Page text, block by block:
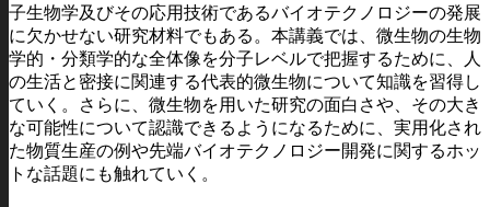
子生物学及びその応用技術であるバイオテクノロジーの発展
に欠かせない研究材料でもある。本講義では、微生物の生物
学的・分類学的な全体像を分子レベルで把握するために、人
の生活と密接に関連する代表的微生物について知識を習得し
ていく。さらに、微生物を用いた研究の面白さや、その大き
な可能性について認識できるようになるために、実用化され
た物質生産の例や先端バイオテクノロジー開発に関するホッ
トな話題にも触れていく。